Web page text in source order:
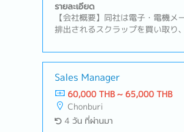
รายละเอียด
【会社概要】同社は電子・電機メ
排出されるスクラップを買い取り
容】・営業組織の数字管理および
販に向けた戦略や戦術の立案・顧
ップの構築および維持・新規顧客
フォローアップ・タイ法人の経営
向けての議論・必要に応じた本社
Sales Manager
60,000 THB ~ 65,000 THB
Chonburi
4 วัน ที่ผ่านมา